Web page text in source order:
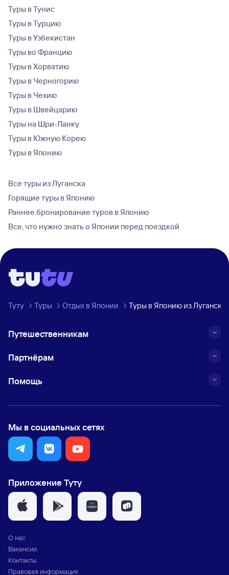
Туры в Тунис
Туры в Турцию
Туры в Узбекистан
Туры во Францию
Туры в Хорватию
Туры в Черногорию
Туры в Чехию
Туры в Швейцарию
Туры на Шри-Ланку
Туры в Южную Корею
Туры в Японию
Все туры из Луганска
Горящие туры в Японию
Раннее бронирование туров в Японию
Все, что нужно знать о Японии перед поездкой
Туту Туры Отдых в Японии Туры в Японию из Луганска
Путешественникам
Партнёрам
Помощь
Мы в социальных сетях
Приложение Туту
О нас
Вакансии
Контакты
Правовая информация